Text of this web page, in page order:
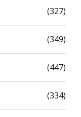
(327)
(349)
(447)
(334)